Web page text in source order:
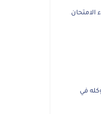
الامتحان
في